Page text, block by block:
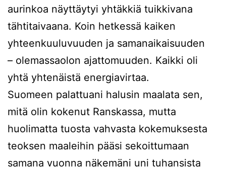
aurinkoa näyttäytyi yhtäkkiä tuikkivana
tähtitaivaana. Koin hetkessä kaiken
yhteenkuuluvuuden ja samanaikaisuuden
– olemassaolon ajattomuuden. Kaikki oli
yhtä yhtenäistä energiavirtaa.
Suomeen palattuani halusin maalata sen,
mitä olin kokenut Ranskassa, mutta
huolimatta tuosta vahvasta kokemuksesta
teoksen maaleihin pääsi sekoittumaan
samana vuonna näkemäni uni tuhansista